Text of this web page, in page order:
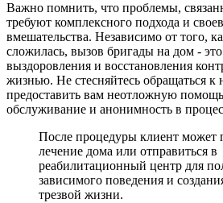
Важно помнить, что проблемы,
требуют комплексного подхода и
вмешательства. Независимо от того,
сложилась, вызов бригады на дом -
выздоровления и восстановления
жизнью. Не стесняйтесь обращаться
предоставить вам неотложную
обслуживание и анонимность в
После процедуры клиент может
лечение дома или отправиться в
реабилитационный центр для
зависимого поведения и
трезвой жизни.